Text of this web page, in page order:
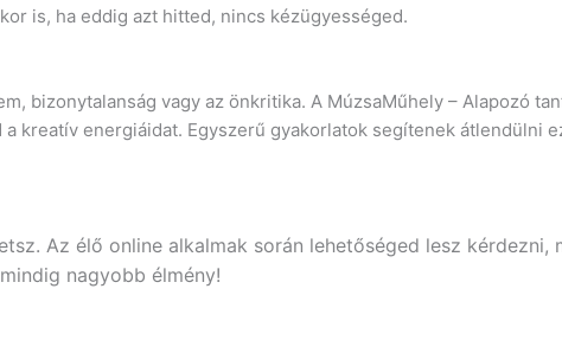
is, ha eddig azt hitted, nincs kézügyességed.
bizonytalanság vagy az önkritika. A MúzsaMűhely – Alapozó
kreatív energiáidat. Egyszerű gyakorlatok segítenek átlendülni
Az élő online alkalmak során lehetőséged lesz kérdezni,
nagyobb élmény!